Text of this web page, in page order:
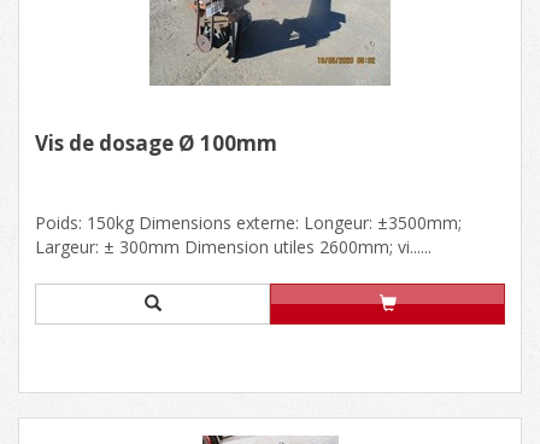
Vis de dosage Ø 100mm
Poids: 150kg Dimensions externe: Longeur: ±3500mm;
Largeur: ± 300mm Dimension utiles 2600mm; vi......